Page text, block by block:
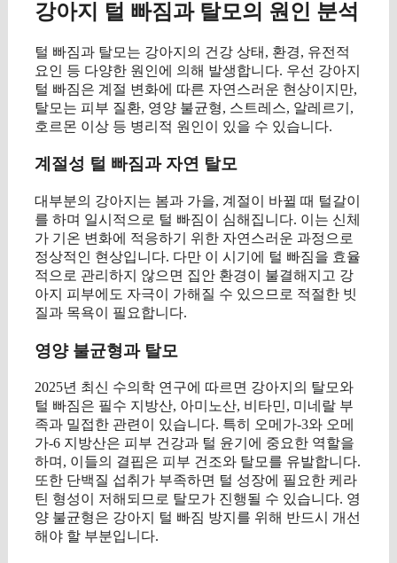
강아지 털 빠짐과 탈모의 원인 분석
털 빠짐과 탈모는 강아지의 건강 상태, 환경, 유전적
요인 등 다양한 원인에 의해 발생합니다. 우선 강아지
털 빠짐은 계절 변화에 따른 자연스러운 현상이지만,
탈모는 피부 질환, 영양 불균형, 스트레스, 알레르기,
호르몬 이상 등 병리적 원인이 있을 수 있습니다.
계절성 털 빠짐과 자연 탈모
대부분의 강아지는 봄과 가을, 계절이 바뀔 때 털갈이
를 하며 일시적으로 털 빠짐이 심해집니다. 이는 신체
가 기온 변화에 적응하기 위한 자연스러운 과정으로
정상적인 현상입니다. 다만 이 시기에 털 빠짐을 효율
적으로 관리하지 않으면 집안 환경이 불결해지고 강
아지 피부에도 자극이 가해질 수 있으므로 적절한 빗
질과 목욕이 필요합니다.
영양 불균형과 탈모
2025년 최신 수의학 연구에 따르면 강아지의 탈모와
털 빠짐은 필수 지방산, 아미노산, 비타민, 미네랄 부
족과 밀접한 관련이 있습니다. 특히 오메가-3와 오메
가-6 지방산은 피부 건강과 털 윤기에 중요한 역할을
하며, 이들의 결핍은 피부 건조와 탈모를 유발합니다.
또한 단백질 섭취가 부족하면 털 성장에 필요한 케라
틴 형성이 저해되므로 탈모가 진행될 수 있습니다. 영
양 불균형은 강아지 털 빠짐 방지를 위해 반드시 개선
해야 할 부분입니다.